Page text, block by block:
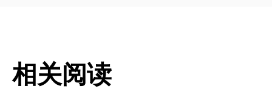
相关阅读